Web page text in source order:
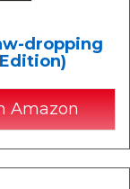
dropping
Amazon